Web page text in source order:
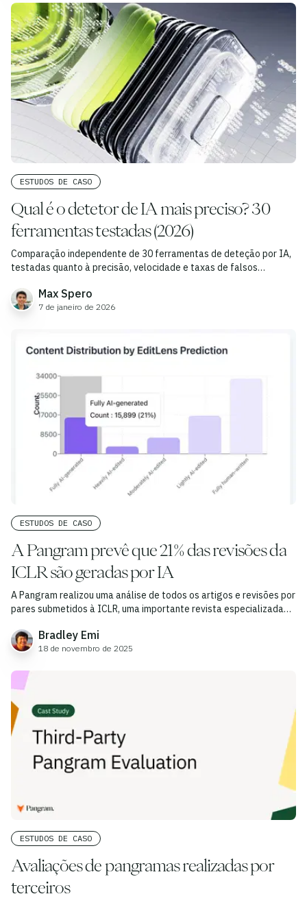
ESTUDOS DE CASO
Qual é o detetor de IA mais preciso? 30
ferramentas testadas (2026)
Comparação independente de 30 ferramentas de deteção por IA,
testadas quanto à precisão, velocidade e taxas de falsos
Max Spero
7 de janeiro de 2026
ESTUDOS DE CASO
A Pangram prevê que 21% das revisões da
ICLR são geradas por IA
A Pangram realizou uma análise de todos os artigos e revisões por
pares submetidos à ICLR, uma importante revista especializada
Bradley Emi
18 de novembro de 2025
ESTUDOS DE CASO
Avaliações de pangramas realizadas por
terceiros